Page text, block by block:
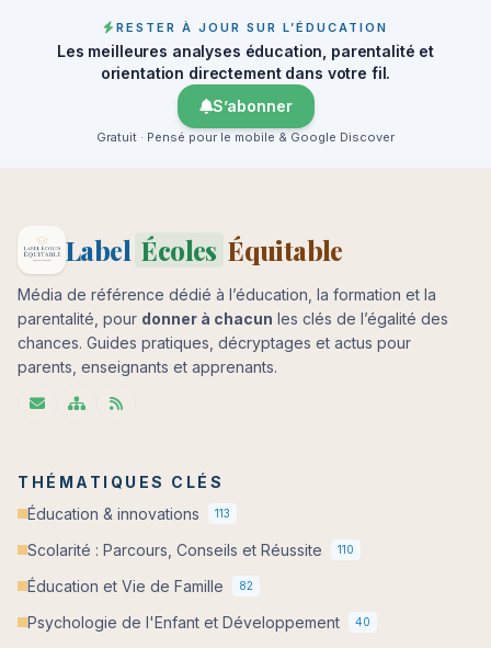
RESTER À JOUR SUR L’ÉDUCATION
Les meilleures analyses éducation, parentalité et
orientation directement dans votre fil.
S’abonner
Gratuit · Pensé pour le mobile & Google Discover
Label Écoles Équitable
Média de référence dédié à l’éducation, la formation et la
parentalité, pour donner à chacun les clés de l’égalité des
chances. Guides pratiques, décryptages et actus pour
parents, enseignants et apprenants.
THÉMATIQUES CLÉS
Éducation & innovations
113
Scolarité : Parcours, Conseils et Réussite 110
Éducation et Vie de Famille 82
Psychologie de l'Enfant et Développement 40